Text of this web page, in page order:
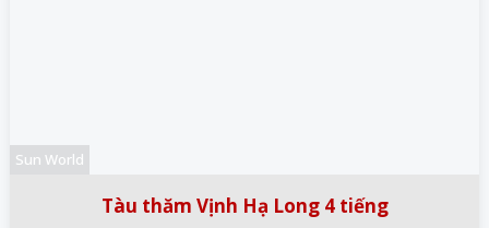
Sun World
Tàu thăm Vịnh Hạ Long 4 tiếng